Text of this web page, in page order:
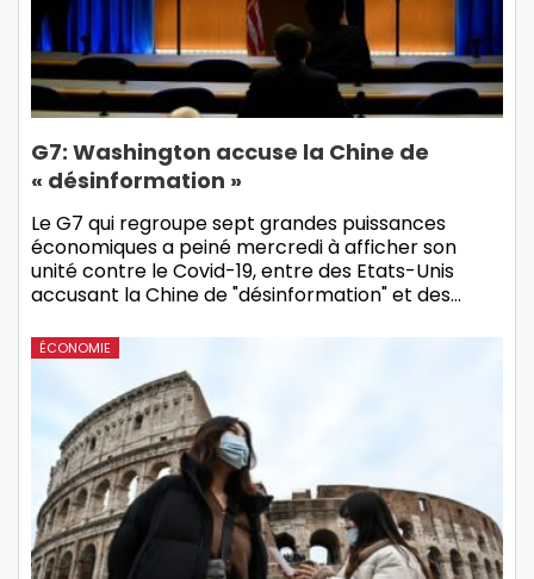
G7: Washington accuse la Chine de
« désinformation »
Le G7 qui regroupe sept grandes puissances
économiques a peiné mercredi à afficher son
unité contre le Covid-19, entre des Etats-Unis
accusant la Chine de "désinformation" et des…
ÉCONOMIE